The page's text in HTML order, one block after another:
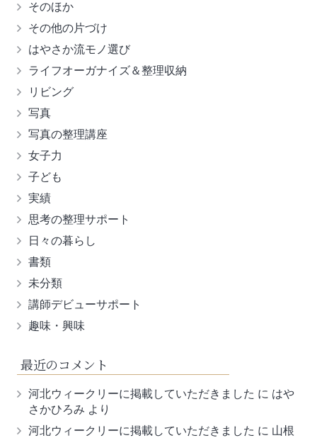
そのほか
その他の片づけ
はやさか流モノ選び
ライフオーガナイズ＆整理収納
リビング
写真
写真の整理講座
女子力
子ども
実績
思考の整理サポート
日々の暮らし
書類
未分類
講師デビューサポート
趣味・興味
最近のコメント
河北ウィークリーに掲載していただきました に はや
さかひろみ より
河北ウィークリーに掲載していただきました に 山根